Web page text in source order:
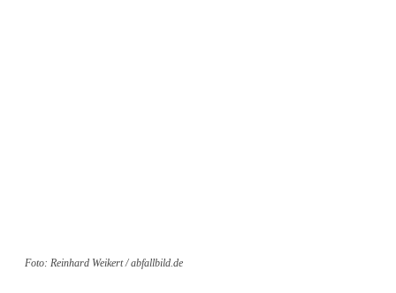
Foto: Reinhard Weikert / abfallbild.de